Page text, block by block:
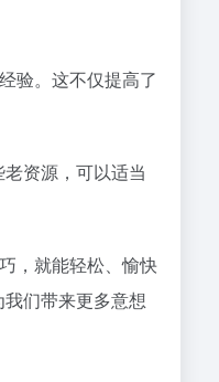
验。这不仅提高了
资源，可以适当
，就能轻松、愉快
们带来更多意想